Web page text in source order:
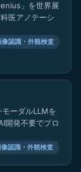
」を世界展
医アノテーシ
像認識・外観検査
ーダルLLMを
開発不要でプロ
認識・外観検査